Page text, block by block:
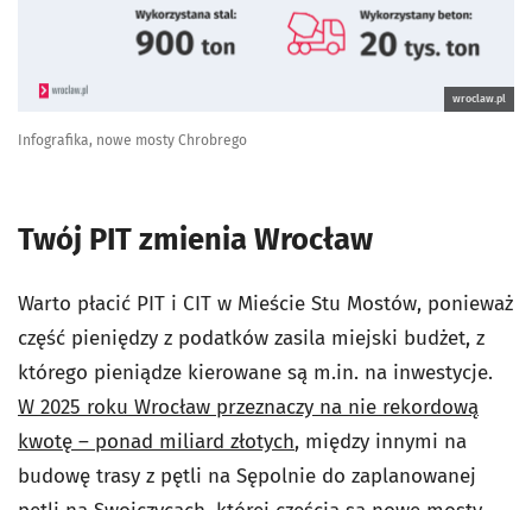
wroclaw.pl
Infografika, nowe mosty Chrobrego
Twój PIT zmienia Wrocław
Warto płacić PIT i CIT w Mieście Stu Mostów, ponieważ
część pieniędzy z podatków zasila miejski budżet, z
którego pieniądze kierowane są m.in. na inwestycje.
W 2025 roku Wrocław przeznaczy na nie rekordową
kwotę – ponad miliard złotych, między innymi na
budowę trasy z pętli na Sępolnie do zaplanowanej